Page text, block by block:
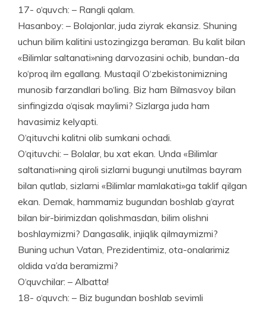
17- o‘quvch: – Rangli qalam.
Hasanboy: – Bolajonlar, juda ziy­rak ekansiz. Shu­ning
uchun bilim kalitini ustozingizga beraman. Bu kalit bilan
«Bilimlar saltanati»ning darvozasini ochib, bundan-da
ko‘proq ilm egallang. Mustaqil O‘zbekistonimizning
munosib farzandlari bo‘ling. Biz ham Bilmasvoy bilan
sinfingizda o‘qisak maylimi? Sizlarga juda ham
havasimiz kelyapti.
O‘qituvchi kalitni olib sumkani ochadi.
O‘qituvchi: – Bolalar, bu xat ekan. Unda «Bilimlar
saltanati»ning qiroli sizlarni bugungi unutilmas bayram
bilan qutlab, sizlarni «Bilimlar mamlakati»ga taklif qilgan
ekan. Demak, hammamiz bugundan boshlab g‘ayrat
bilan bir-birimizdan qolishmasdan, bilim olishni
boshlaymizmi? Dangasalik, injiqlik qilmaymizmi?
Buning uchun Vatan, Prezidentimiz, ota-onalarimiz
oldida va’da beramizmi?
O‘quvchilar: – Albatta!
18- o‘quvch: – Biz bugundan boshlab sevimli